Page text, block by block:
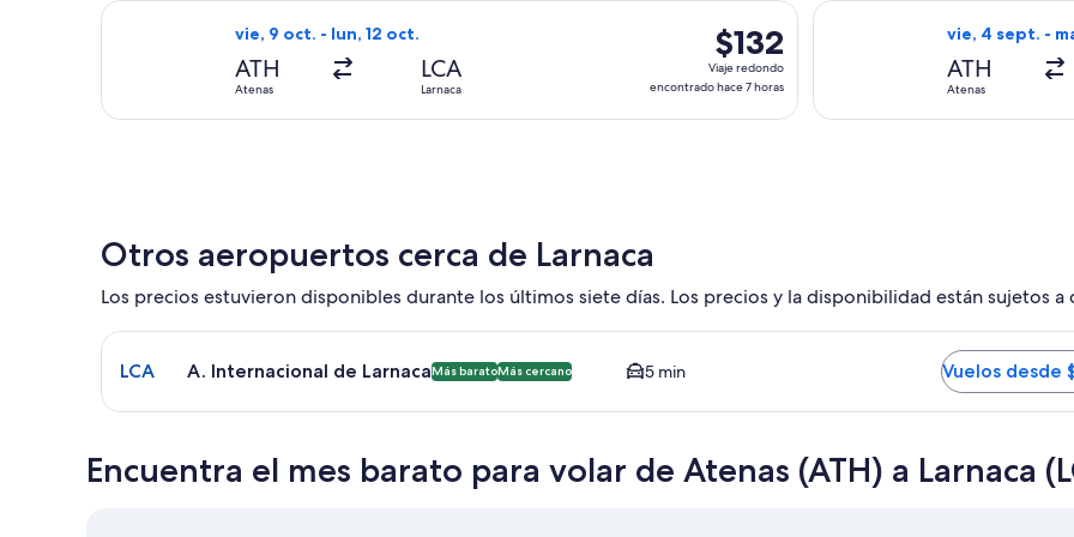
3
días
vie, 9 oct. - lun, 12 oct.
ATH
Atenas
LCA
Larnaca
$132
Viaje
redondo,
encontrado
$132
Viaje redondo
encontrado hace 7 horas
Seleccionar vuelo de SKY express, con salida el vie, 9 oct. desde Atenas hacia Larnaca, con
vie, 4 sept. -
ATH
Atenas
Seleccionar
Otros aeropuertos cerca de Larnaca
Los precios estuvieron disponibles durante los últimos siete días. Los precios y la disponibilidad están sujetos a
Seleccionar vuelo a A. Internacional de Larnaca LCA. Opción más barata y cercana disponible. El tiempo
LCA A. Internacional de LarnacaMás baratoMás cercano 5 min Vuelos desde
Encuentra el mes barato para volar de Atenas (ATH) a Larnaca